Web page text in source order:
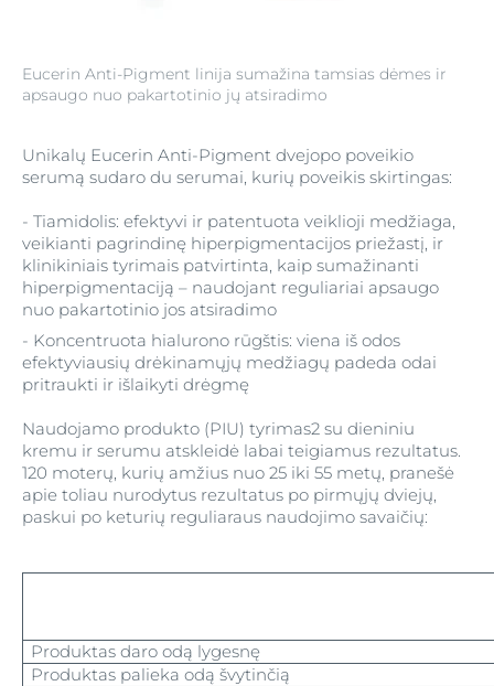
Eucerin Anti-Pigment linija sumažina tamsias dėmes ir
apsaugo nuo pakartotinio jų atsiradimo
Unikalų Eucerin Anti-Pigment dvejopo poveikio
serumą sudaro du serumai, kurių poveikis skirtingas:
- Tiamidolis: efektyvi ir patentuota veiklioji medžiaga,
veikianti pagrindinę hiperpigmentacijos priežastį, ir
klinikiniais tyrimais patvirtinta, kaip sumažinanti
hiperpigmentaciją – naudojant reguliariai apsaugo
nuo pakartotinio jos atsiradimo
- Koncentruota hialurono rūgštis: viena iš odos
efektyviausių drėkinamųjų medžiagų padeda odai
pritraukti ir išlaikyti drėgmę
Naudojamo produkto (PIU) tyrimas2 su dieniniu
kremu ir serumu atskleidė labai teigiamus rezultatus.
120 moterų, kurių amžius nuo 25 iki 55 metų, pranešė
apie toliau nurodytus rezultatus po pirmųjų dviejų,
paskui po keturių reguliaraus naudojimo savaičių:
Produktas daro odą lygesnę
Produktas palieka odą švytinčią